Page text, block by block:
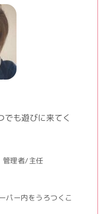
でも遊びに来てく
管理者/主任
パー内をうろつくこ